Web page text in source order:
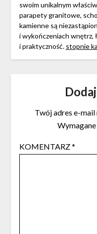
swoim unikalnym
parapety granitowe,
kamienne są
i wykończeniach wnętrz,
i praktyczność. stopnie
Twój adres e-
KOMENTARZ*